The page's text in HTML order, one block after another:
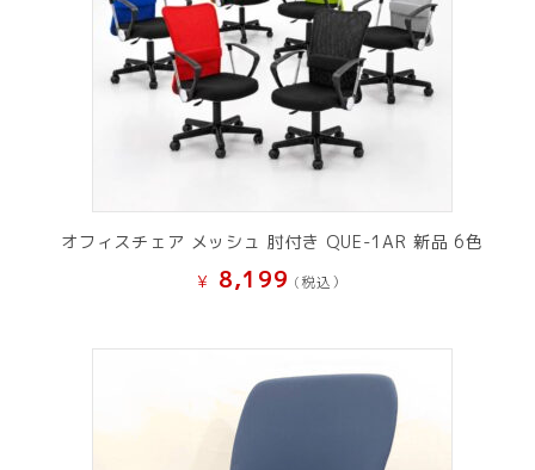
オフィスチェア メッシュ 肘付き QUE-1AR 新品 6色
¥ 8,199 (税込）